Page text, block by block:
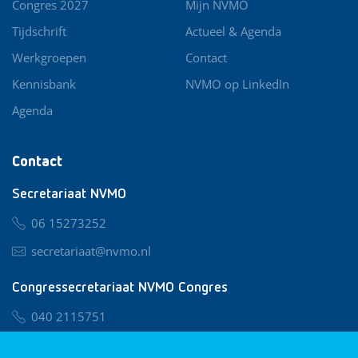
Contact
Secretariaat NVMO
06 15273252
secretariaat@nvmo.nl
Congressecretariaat NVMO Congres
040 2115751
Congres 2027
Tijdschrift
Werkgroepen
Kennisbank
Agenda
Mijn NVMO
Actueel & Agenda
Contact
NVMO op LinkedIn